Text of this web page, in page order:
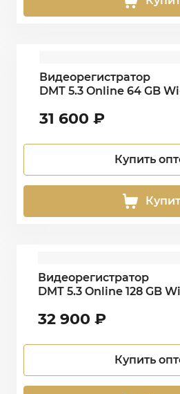
Видеорегистратор
DMT 5.3 Online 64 GB
31 600 ₽
Купить
Видеорегистратор
DMT 5.3 Online 128 GB
32 900 ₽
Купить